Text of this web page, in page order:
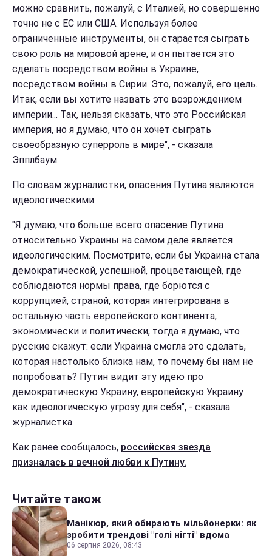
можно сравнить, пожалуй, с Италией, но совершенно
точно не с ЕС или США. Используя более
ограниченные инструменты, он старается сыграть
свою роль на мировой арене, и он пытается это
сделать посредством войны в Украине,
посредством войны в Сирии. Это, пожалуй, его цель.
Итак, если вы хотите назвать это возрождением
империи... Так, нельзя сказать, что это Российская
империя, но я думаю, что он хочет сыграть
своеобразную суперроль в мире", - сказала
Эпплбаум.
По словам журналистки, опасения Путина являются
идеологическими.
"Я думаю, что больше всего опасение Путина
относительно Украины на самом деле является
идеологическим. Посмотрите, если бы Украина стала
демократической, успешной, процветающей, где
соблюдаются нормы права, где борются с
коррупцией, страной, которая интегрирована в
остальную часть европейского континента,
экономически и политически, тогда я думаю, что
русские скажут: если Украина смогла это сделать,
которая настолько близка нам, то почему бы нам не
попробовать? Путин видит эту идею про
демократическую Украину, европейскую Украину
как идеологическую угрозу для себя", - сказала
журналистка.
Как ранее сообщалось, российская звезда
призналась в вечной любви к Путину.
Читайте також
Манікюр, який обирають мільйонерки: як
зробити трендові "голі нігті" вдома
06 серпня 2026, 08:43